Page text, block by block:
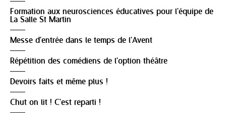
Formation aux neurosciences éducatives pour l'équipe de
La Salle St Martin
Messe d'entrée dans le temps de l'Avent
Répétition des comédiens de l'option théâtre
Devoirs faits et même plus !
Chut on lit ! C'est reparti !